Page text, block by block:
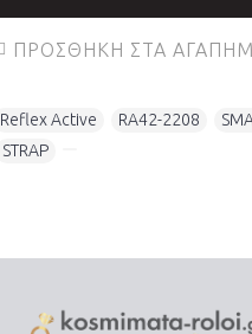
ΠΡΟΣΘΉΚΗ ΣΤΑ
Reflex Active RA42-2208
STRAP